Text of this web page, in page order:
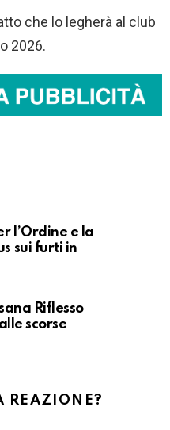
che lo legherà al club
2026.
l’Ordine e la
sui furti in
Riflesso
scorse
REAZIONE?